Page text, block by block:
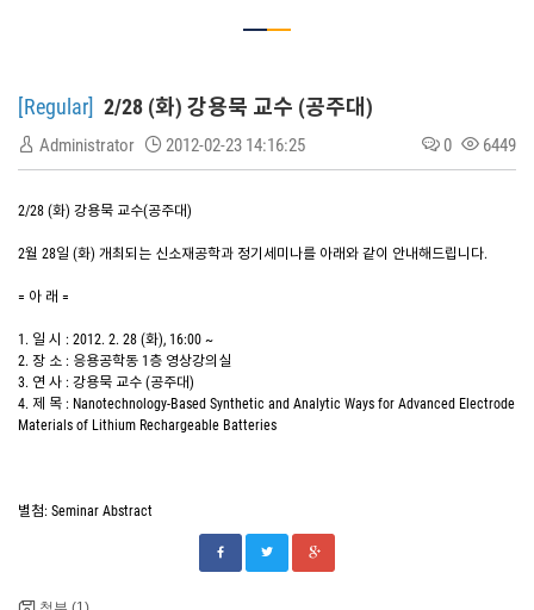
[Regular] 2/28 (화) 강용묵 교수 (공주대)
Administrator 2012-02-23 14:16:25 0 6449
2/28 (화) 강용묵 교수(공주대)
2월 28일 (화) 개최되는 신소재공학과 정기세미나를 아래와 같이 안내해드립니다.
= 아 래 =
1. 일 시 : 2012. 2. 28 (화), 16:00 ~
2. 장 소 : 응용공학동 1층 영상강의실
3. 연 사 : 강용묵 교수 (공주대)
4. 제 목 : Nanotechnology-Based Synthetic and Analytic Ways for Advanced Electrode
Materials of Lithium Rechargeable Batteries
별첨: Seminar Abstract